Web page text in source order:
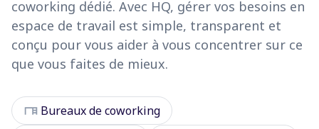
coworking dédié. Avec HQ, gérer vos besoins en
espace de travail est simple, transparent et
conçu pour vous aider à vous concentrer sur ce
que vous faites de mieux.
desk Bureaux de coworking